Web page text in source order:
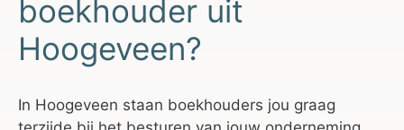
boekhouder uit
Hoogeveen?
In Hoogeveen staan boekhouders jou graag